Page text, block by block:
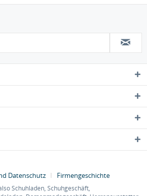
Datenschutz Firmengeschichte
Schuhladen, Schuhgeschäft,